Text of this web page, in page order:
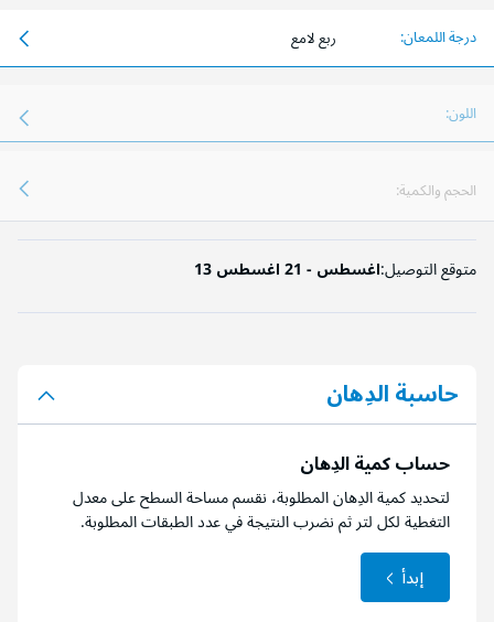
درجة اللمعان: ربع لامع
اللون:
الحجم والكمية:
متوقع التوصيل:13 اغسطس - 21 اغسطس
حاسبة الدِهان
حساب كمية الدِهان
لتحديد كمية الدِهان المطلوبة، نقسم مساحة السطح على معدل
التغطية لكل لتر ثم نضرب النتيجة في عدد الطبقات المطلوبة.
إبدأ